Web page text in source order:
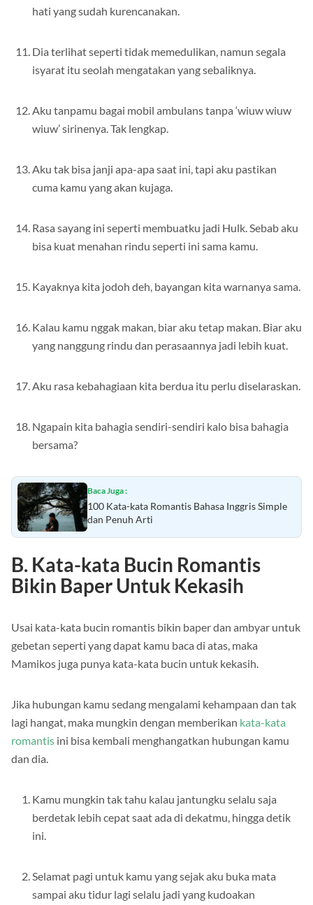
hati yang sudah kurencanakan.
Dia terlihat seperti tidak memedulikan, namun segala
isyarat itu seolah mengatakan yang sebaliknya.
Aku tanpamu bagai mobil ambulans tanpa ‘wiuw wiuw
wiuw’ sirinenya. Tak lengkap.
Aku tak bisa janji apa-apa saat ini, tapi aku pastikan
cuma kamu yang akan kujaga.
Rasa sayang ini seperti membuatku jadi Hulk. Sebab aku
bisa kuat menahan rindu seperti ini sama kamu.
Kayaknya kita jodoh deh, bayangan kita warnanya sama.
Kalau kamu nggak makan, biar aku tetap makan. Biar aku
yang nanggung rindu dan perasaannya jadi lebih kuat.
Aku rasa kebahagiaan kita berdua itu perlu diselaraskan.
Ngapain kita bahagia sendiri-sendiri kalo bisa bahagia
bersama?
Baca Juga :
100 Kata-kata Romantis Bahasa Inggris Simple
dan Penuh Arti
B. Kata-kata Bucin Romantis
Bikin Baper Untuk Kekasih
Usai kata-kata bucin romantis bikin baper dan ambyar untuk
gebetan seperti yang dapat kamu baca di atas, maka
Mamikos juga punya kata-kata bucin untuk kekasih.
Jika hubungan kamu sedang mengalami kehampaan dan tak
lagi hangat, maka mungkin dengan memberikan kata-kata
romantis ini bisa kembali menghangatkan hubungan kamu
dan dia.
Kamu mungkin tak tahu kalau jantungku selalu saja
berdetak lebih cepat saat ada di dekatmu, hingga detik
ini.
Selamat pagi untuk kamu yang sejak aku buka mata
sampai aku tidur lagi selalu jadi yang kudoakan